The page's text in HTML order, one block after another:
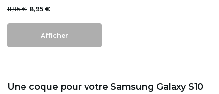
11,95 € 8,95 €
Afficher
Une coque pour votre Samsung Galaxy S10